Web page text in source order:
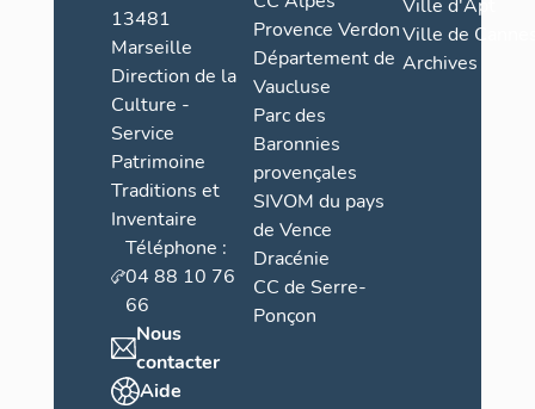
13481
Marseille
Direction de la
Culture -
Service
Patrimoine
Traditions et
Inventaire
Téléphone :
04 88 10 76
66
Nous
contacter
Aide
Provence Verdon
Département de
Vaucluse
Parc des
Baronnies
provençales
SIVOM du pays
de Vence
Dracénie
CC de Serre-
Ponçon
Ville d'Apt
Ville de
Archives